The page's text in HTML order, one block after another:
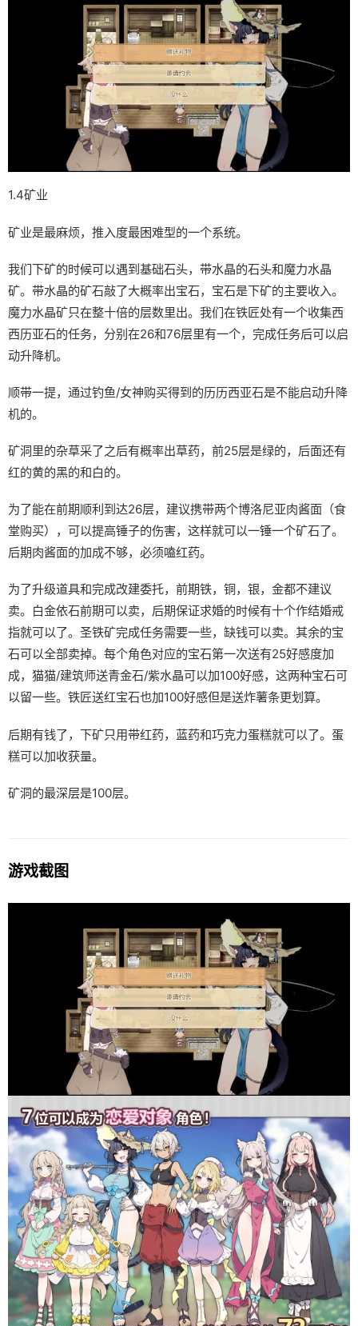
1.4矿业
矿业是最麻烦，推入度最困难型的一个系统。
我们下矿的时候可以遇到基础石头，带水晶的石头和魔力水晶
矿。带水晶的矿石敲了大概率出宝石，宝石是下矿的主要收入。
魔力水晶矿只在整十倍的层数里出。我们在铁匠处有一个收集西
西历亚石的任务，分别在26和76层里有一个，完成任务后可以启
动升降机。
顺带一提，通过钓鱼/女神购买得到的历历西亚石是不能启动升降
机的。
矿洞里的杂草采了之后有概率出草药，前25层是绿的，后面还有
红的黄的黑的和白的。
为了能在前期顺利到达26层，建议携带两个博洛尼亚肉酱面（食
堂购买），可以提高锤子的伤害，这样就可以一锤一个矿石了。
后期肉酱面的加成不够，必须嗑红药。
为了升级道具和完成改建委托，前期铁，铜，银，金都不建议
卖。白金依石前期可以卖，后期保证求婚的时候有十个作结婚戒
指就可以了。圣铁矿完成任务需要一些，缺钱可以卖。其余的宝
石可以全部卖掉。每个角色对应的宝石第一次送有25好感度加
成，猫猫/建筑师送青金石/紫水晶可以加100好感，这两种宝石可
以留一些。铁匠送红宝石也加100好感但是送炸薯条更划算。
后期有钱了，下矿只用带红药，蓝药和巧克力蛋糕就可以了。蛋
糕可以加收获量。
矿洞的最深层是100层。
游戏截图